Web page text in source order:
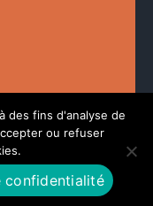
du Pays
LÉGALES
des fins d'analyse de
ou refuser
confidentialité